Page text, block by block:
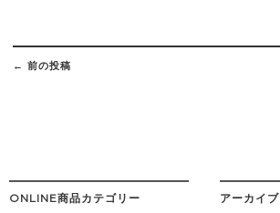
Post
navigation
← 前の投稿
ONLINE商品カテゴリー アーカイブ